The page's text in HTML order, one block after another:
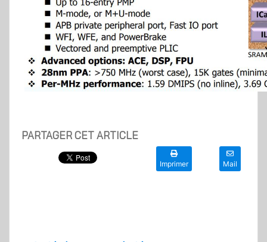
PARTAGER CET ARTICLE
Imprimer Mail